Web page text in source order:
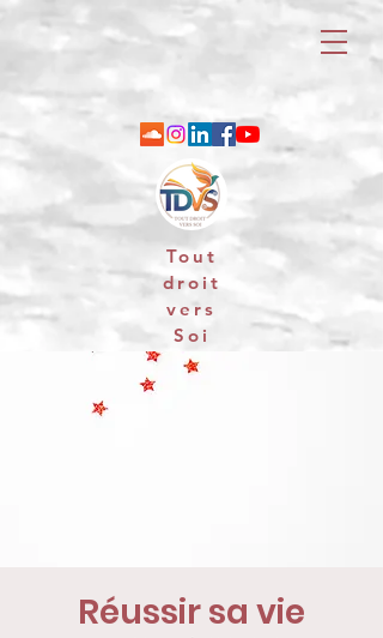
06 88 25 79 74 / email : contact
Tout
droit
vers
Soi
Réussir sa vie